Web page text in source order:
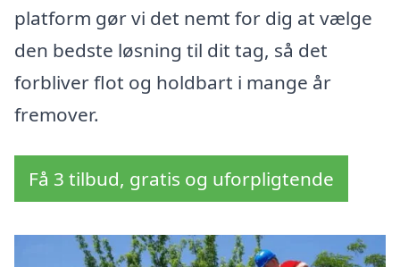
platform gør vi det nemt for dig at vælge
den bedste løsning til dit tag, så det
forbliver flot og holdbart i mange år
fremover.
Få 3 tilbud, gratis og uforpligtende